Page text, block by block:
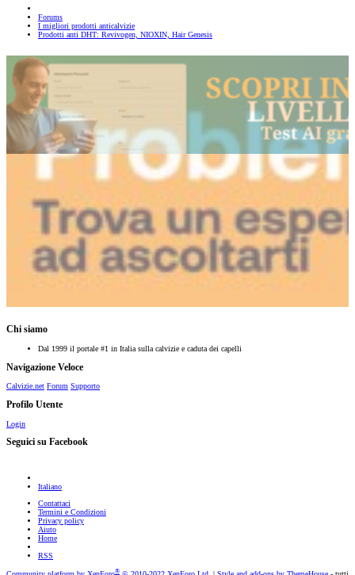
Forums
I migliori prodotti anticalvizie
Prodotti anti DHT: Revivogen, NIOXIN, Hair Genesis
Chi siamo
Dal 1999 il portale #1 in Italia sulla calvizie e caduta dei capelli
Navigazione Veloce
Calvizie.net Forum Supporto
Profilo Utente
Login
Seguici su Facebook
Italiano
Contattaci
Termini e Condizioni
Privacy policy
Aiuto
Home
RSS
®